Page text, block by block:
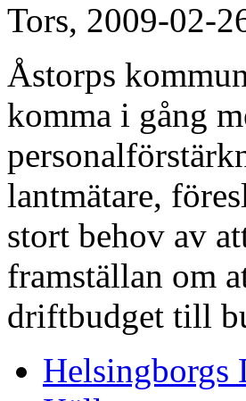
Tors, 2009-02-
Åstorps
komma i gång
lantmätare,
stort behov av
framställan om
driftbudget till
Helsingborgs